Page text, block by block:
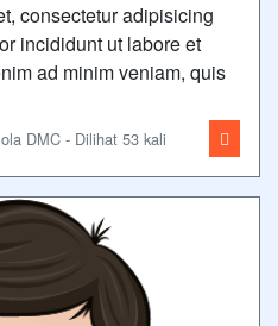
consectetur adipisicing
incididunt ut labore et
ad minim veniam, quis
DMC - Dilihat 53 kali